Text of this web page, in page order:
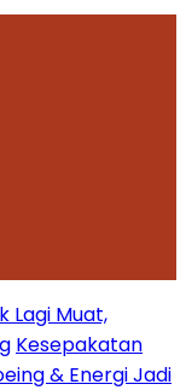
Lagi Muat,
Kesepakatan
& Energi Jadi